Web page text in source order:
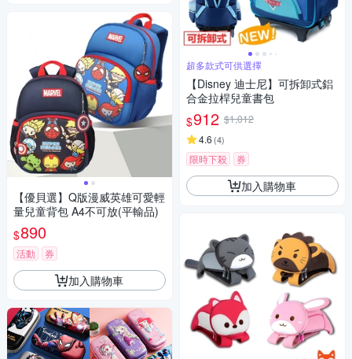
【優貝選】Q版漫威英雄可愛輕
量兒童背包 A4不可放(平輸品)
$890
活動 券
加入購物車
超多款式可供選擇
【Disney 迪士尼】可拆卸式鋁
合金拉桿兒童書包
$912 $1,012
4.6 (4)
限時下殺 券
加入購物車